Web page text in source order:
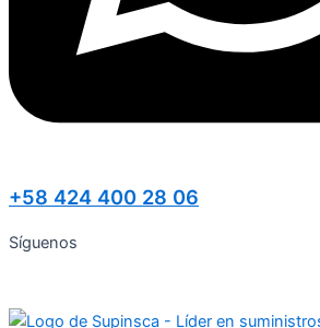
+58 424 400 28 06
Síguenos